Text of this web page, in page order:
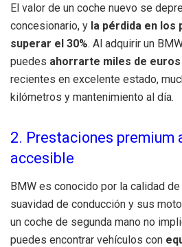
El valor de un coche nuevo se
concesionario, y la pérdida en
superar el 30%. Al adquirir un
puedes ahorrarte miles de euros
recientes en excelente estado,
kilómetros y mantenimiento al día.
2. Prestaciones premium
accesible
BMW es conocido por la calidad
suavidad de conducción y sus
un coche de segunda mano no
puedes encontrar vehículos con